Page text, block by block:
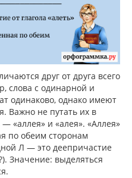
друг от друга всего
слова с одинарной и
одинаково, однако имеют
Важно не путать их в
«аллея» и «алея». «Аллея»
по обеим сторонам
Л — это деепричастие
Значение: выделяться